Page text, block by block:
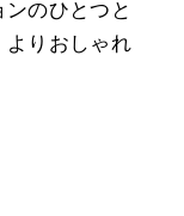
のひとつと
よりおしゃれ